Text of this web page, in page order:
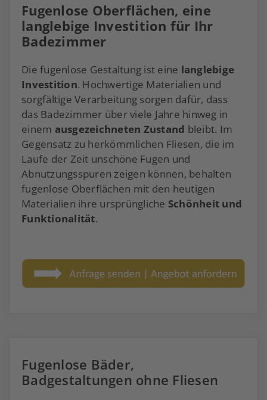
Fugenlose Oberflächen, eine
langlebige Investition für Ihr
Badezimmer
Die fugenlose Gestaltung ist eine langlebige
Investition. Hochwertige Materialien und
sorgfältige Verarbeitung sorgen dafür, dass
das Badezimmer über viele Jahre hinweg in
einem ausgezeichneten Zustand bleibt. Im
Gegensatz zu herkömmlichen Fliesen, die im
Laufe der Zeit unschöne Fugen und
Abnutzungsspuren zeigen können, behalten
fugenlose Oberflächen mit den heutigen
Materialien ihre ursprüngliche Schönheit und
Funktionalität.
Fugenlose Bäder,
Badgestaltungen ohne Fliesen